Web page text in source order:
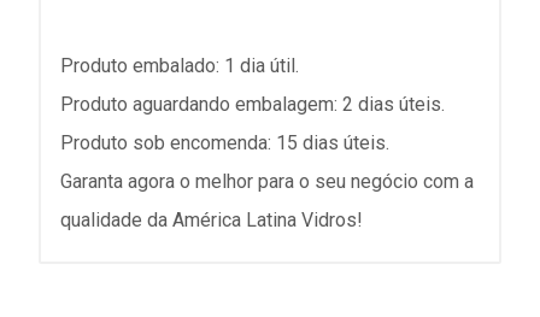
Produto embalado: 1 dia útil.
Produto aguardando embalagem: 2 dias úteis.
Produto sob encomenda: 15 dias úteis.
Garanta agora o melhor para o seu negócio com a
qualidade da América Latina Vidros!